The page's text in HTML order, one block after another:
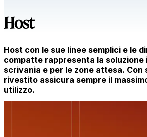
Host
Host con le sue linee semplici e le
compatte rappresenta la
scrivania e per le zone attesa. Con
rivestito assicura sempre il
utilizzo.